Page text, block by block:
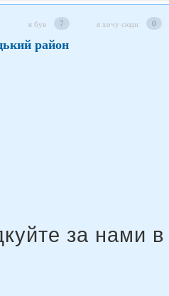
я був 7 я хочу сюди 0
район